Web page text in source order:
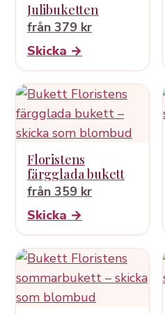
Julibuketten
från 379 kr
Skicka →
Floristens
färgglada bukett
från 359 kr
Skicka →